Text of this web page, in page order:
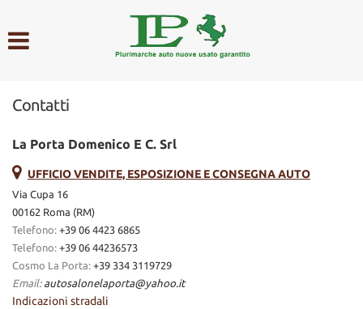
ACQUISTIAMO USATO
ASSISTENZA
CONTATTI
Contatti
La Porta Domenico E C. Srl
UFFICIO VENDITE, ESPOSIZIONE E CONSEGNA AUTO
Via Cupa 16
00162 Roma (RM)
Telefono: +39 06 4423 6865
Telefono: +39 06 44236573
Cosmo La Porta: +39 334 3119729
Email: autosalonelaporta@yahoo.it
Indicazioni stradali